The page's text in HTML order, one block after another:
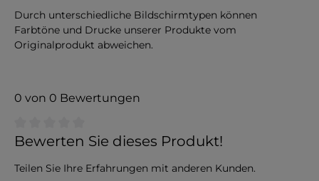
Durch unterschiedliche Bildschirmtypen können
Farbtöne und Drucke unserer Produkte vom
Originalprodukt abweichen.
0 von 0 Bewertungen
Durchschnittliche Bewertung von 0 von 5 Sternen
Bewerten Sie dieses Produkt!
Teilen Sie Ihre Erfahrungen mit anderen Kunden.